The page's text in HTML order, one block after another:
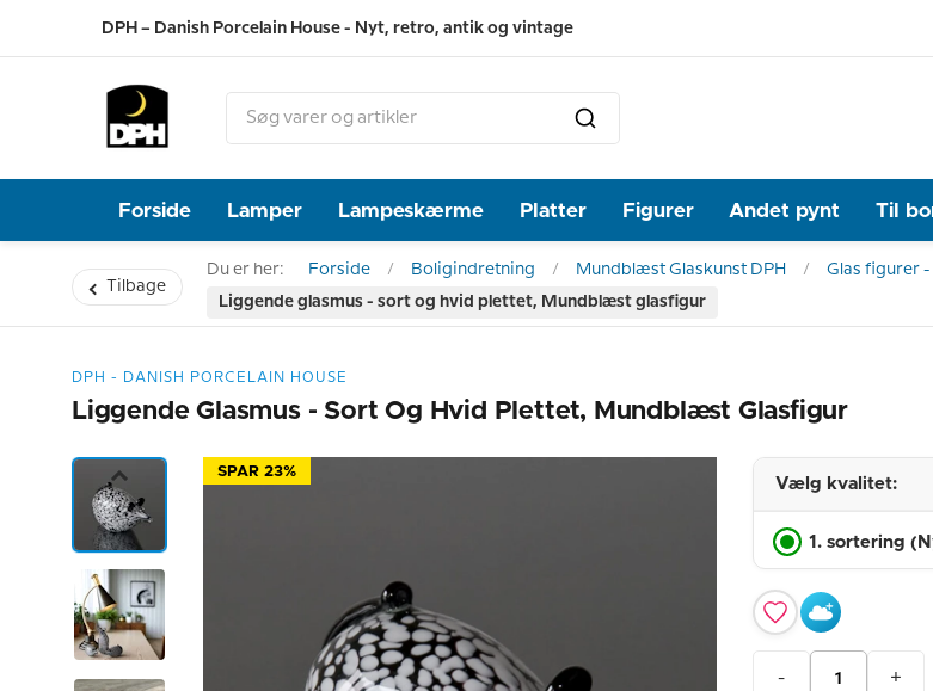
DPH – Danish Porcelain House - Nyt, retro, antik og vintage
Forside Lamper Lampeskærme Platter Figurer Andet pynt Til
Tilbage
Du er her: Forside Boligindretning Mundblæst Glaskunst DPH
Glas figurer
Liggende glasmus - sort og hvid plettet, Mundblæst glasfigur
DPH - DANISH PORCELAIN HOUSE
Liggende Glasmus - Sort Og Hvid Plettet, Mundblæst Glasfigur
SPAR 23%
Vælg kvalitet:
1. sortering
- +